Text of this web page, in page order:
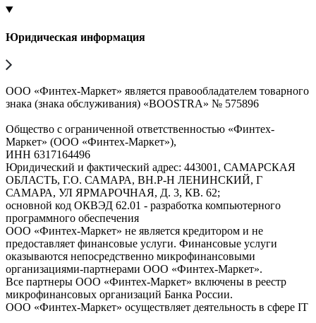
Юридическая информация
ООО «Финтех-Маркет» является правообладателем товарного
знака (знака обслуживания) «BOOSTRA» № 575896
Общество с ограниченной ответственностью «Финтех-
Маркет» (ООО «Финтех-Маркет»),
ИНН 6317164496
Юридический и фактический адрес: 443001, САМАРСКАЯ
ОБЛАСТЬ, Г.О. САМАРА, ВН.Р-Н ЛЕНИНСКИЙ, Г
САМАРА, УЛ ЯРМАРОЧНАЯ, Д. 3, КВ. 62;
основной код ОКВЭД 62.01 - разработка компьютерного
программного обеспечения
ООО «Финтех-Маркет» не является кредитором и не
предоставляет финансовые услуги. Финансовые услуги
оказываются непосредственно микрофинансовыми
организациями-партнерами ООО «Финтех-Маркет».
Все партнеры ООО «Финтех-Маркет» включены в реестр
микрофинансовых организаций Банка России.
ООО «Финтех-Маркет» осуществляет деятельность в сфере IT